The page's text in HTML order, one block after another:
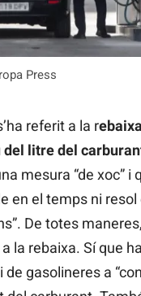
Press
referit a la r
litre del
mesura “de xoc” i
en el temps ni resol
De totes
la rebaixa. Sí que
gasolineres a